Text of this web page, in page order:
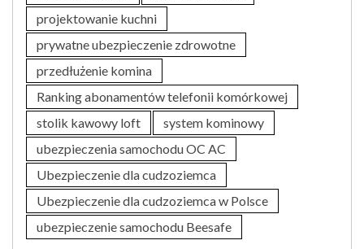
projektowanie kuchni
prywatne ubezpieczenie zdrowotne
przedłużenie komina
Ranking abonamentów telefonii komórkowej
stolik kawowy loft
system kominowy
ubezpieczenia samochodu OC AC
Ubezpieczenie dla cudzoziemca
Ubezpieczenie dla cudzoziemca w Polsce
ubezpieczenie samochodu Beesafe